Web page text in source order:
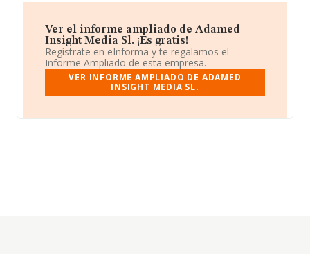
Ver el informe ampliado de Adamed
Insight Media Sl. ¡Es gratis!
Regístrate en eInforma y te regalamos el
Informe Ampliado de esta empresa.
VER INFORME AMPLIADO DE ADAMED
INSIGHT MEDIA SL.